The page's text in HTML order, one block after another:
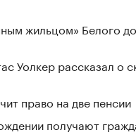
жильцом» Белого
Уолкер рассказал о
право на две пенсии
получают